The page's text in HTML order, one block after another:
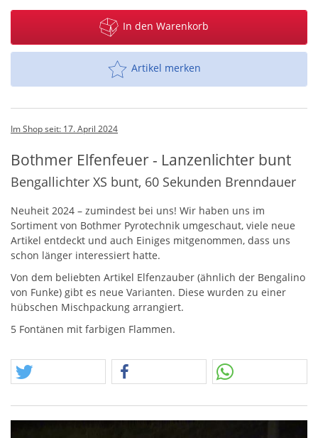
In den Warenkorb
Artikel merken
Im Shop seit: 17. April 2024
Bothmer Elfenfeuer - Lanzenlichter bunt
Bengallichter XS bunt, 60 Sekunden Brenndauer
Neuheit 2024 – zumindest bei uns! Wir haben uns im
Sortiment von Bothmer Pyrotechnik umgeschaut, viele neue
Artikel entdeckt und auch Einiges mitgenommen, dass uns
schon länger interessiert hatte.
Von dem beliebten Artikel Elfenzauber (ähnlich der Bengalino
von Funke) gibt es neue Varianten. Diese wurden zu einer
hübschen Mischpackung arrangiert.
5 Fontänen mit farbigen Flammen.